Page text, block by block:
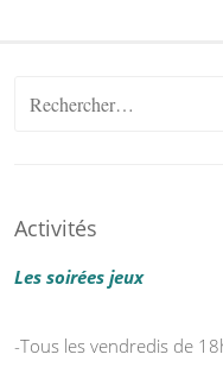
Rechercher :
Activités
Les soirées jeux
-Tous les vendredis de